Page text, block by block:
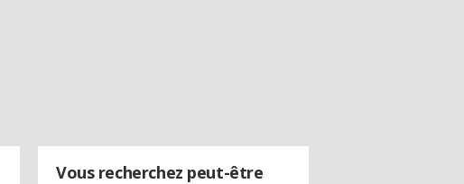
Vous recherchez peut-être